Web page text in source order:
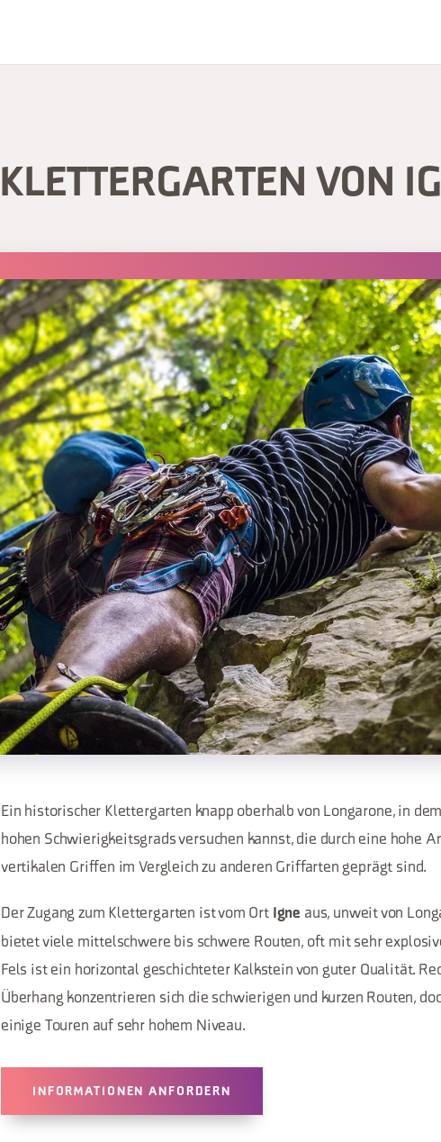
KLETTERGARTEN VON
Ein historischer Klettergarten knapp oberhalb von Longarone, in
hohen Schwierigkeitsgrads versuchen kannst, die durch eine hohe
vertikalen Griffen im Vergleich zu anderen Griffarten geprägt sind.
Der Zugang zum Klettergarten ist vom Ort Igne aus, unweit von
bietet viele mittelschwere bis schwere Routen, oft mit sehr
Fels ist ein horizontal geschichteter Kalkstein von guter Qualität.
Überhang konzentrieren sich die schwierigen und kurzen Routen,
einige Touren auf sehr hohem Niveau.
INFORMATIONEN ANFORDERN